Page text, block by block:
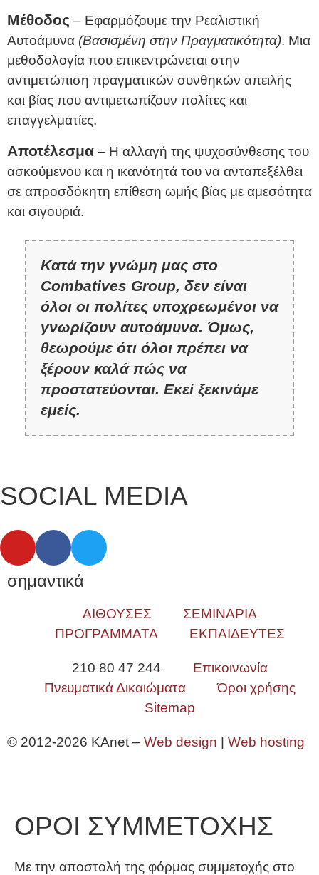
Μέθοδος – Εφαρμόζουμε την Ρεαλιστική
Αυτοάμυνα (Βασισμένη στην Πραγματικότητα). Μια
μεθοδολογία που επικεντρώνεται στην
αντιμετώπιση πραγματικών συνθηκών απειλής
και βίας που αντιμετωπίζουν πολίτες και
επαγγελματίες.
Αποτέλεσμα – Η αλλαγή της ψυχοσύνθεσης του
ασκούμενου και η ικανότητά του να ανταπεξέλθει
σε απροσδόκητη επίθεση ωμής βίας με αμεσότητα
και σιγουριά.
Κατά την γνώμη μας στο
Combatives Group, δεν είναι
όλοι οι πολίτες υποχρεωμένοι να
γνωρίζουν αυτοάμυνα. Όμως,
θεωρούμε ότι όλοι πρέπει να
ξέρουν καλά πώς να
προστατεύονται. Εκεί ξεκινάμε
εμείς.
SOCIAL MEDIA
σημαντικά
ΑΙΘΟΥΣΕΣ
ΣΕΜΙΝΑΡΙΑ
ΠΡΟΓΡΑΜΜΑΤΑ
ΕΚΠΑΙΔΕΥΤΕΣ
210 80 47 244
Επικοινωνία
Πνευματικά Δικαιώματα
Όροι χρήσης
Sitemap
© 2012-2026 KAnet – Web design | Web hosting
ΟΡΟΙ ΣΥΜΜΕΤΟΧΗΣ
Με την αποστολή της φόρμας συμμετοχής στο